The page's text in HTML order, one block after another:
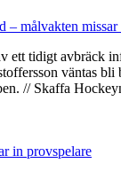
– målvakten missar
ett tidigt avbräck
väntas bli
// Skaffa
in provspelare